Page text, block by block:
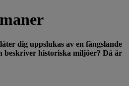
dig uppslukas av en fängslande
beskriver historiska miljöer? Då är